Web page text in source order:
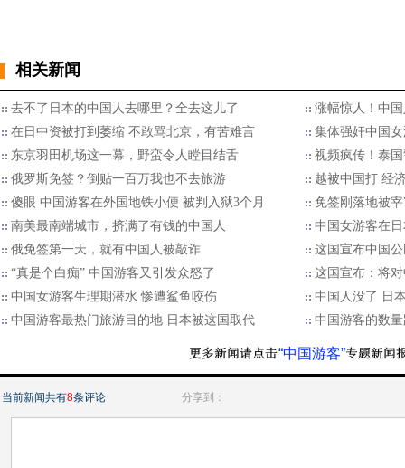
相关新闻
去不了日本的中国人去哪里？全去这儿了
涨幅惊人！中
在日中资被打到萎缩 不敢骂北京，有苦难言
集体强奸中国
东京羽田机场这一幕，野蛮令人瞠目结舌
视频疯传！泰
俄罗斯免签？倒贴一百万我也不去旅游
越被中国打 经
傻眼 中国游客在外国地铁小便 被判入狱3个月
免签刚落地被
南美最南端城市，挤满了有钱的中国人
中国女游客在
俄免签第一天，就有中国人被敲诈
这国宣布中国
“真是个白痴” 中国游客又引发众怒了
这国宣布：将
中国女游客生理期潜水 惨遭鲨鱼咬伤
中国人没了 日
中国游客最热门旅游目的地 日本被这国取代
中国游客的数
“中国游客”
当前新闻共有8条评论 分享到：